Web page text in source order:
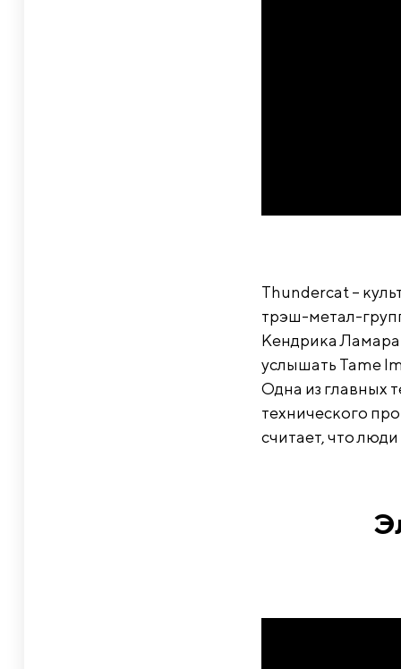
Thundercat –
трэш-метал-
Кендрика Ламара
услышать Tame
Одна из главных
технического
считает, что